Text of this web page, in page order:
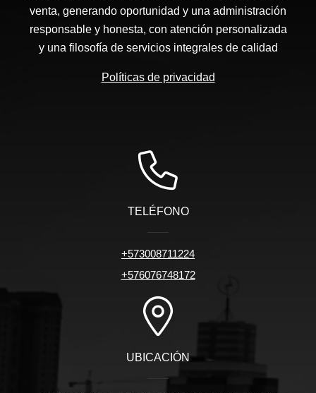
venta, generando oportunidad y una administración
responsable y honesta, con atención personalizada
y una filosofía de servicios integrales de calidad
Políticas de privacidad
TELÉFONO
+573008711224
+576076748172
UBICACIÓN